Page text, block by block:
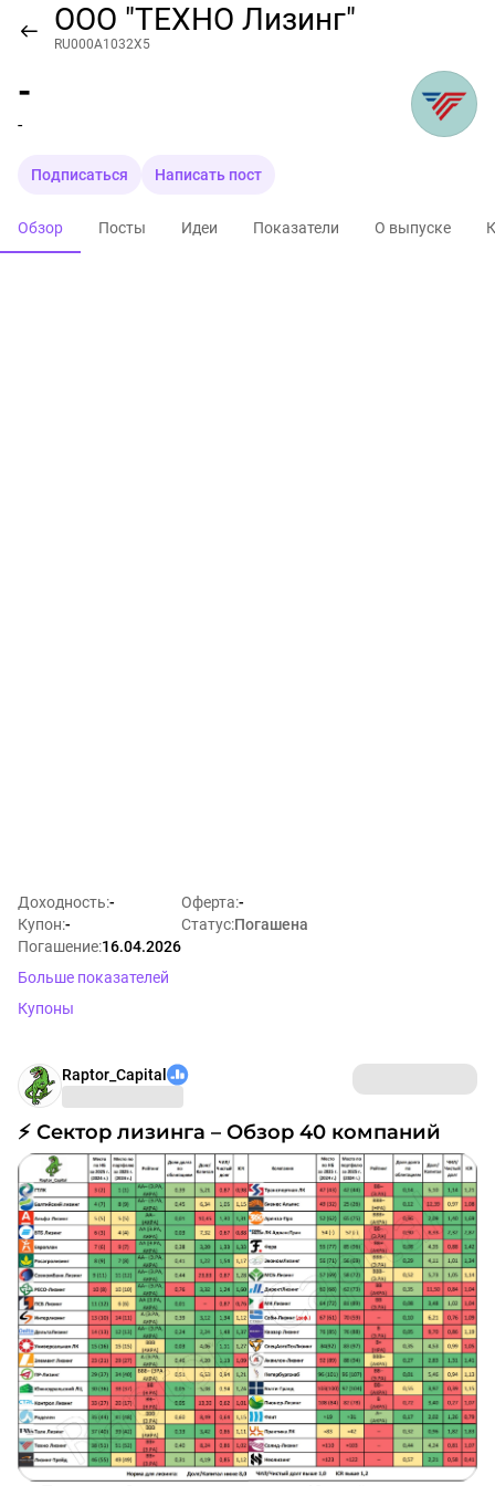
ООО "ТЕХНО Лизинг"
RU000A1032X5
-
-
Подписаться Написать пост
Обзор Посты Идеи Показатели О выпуске
Доходность:-
Купон:-
Погашение:16.04.2026
Оферта:-
Статус:Погашена
Больше показателей
Купоны
Raptor_Capital
⚡ Сектор лизинга – Обзор 40 компаний